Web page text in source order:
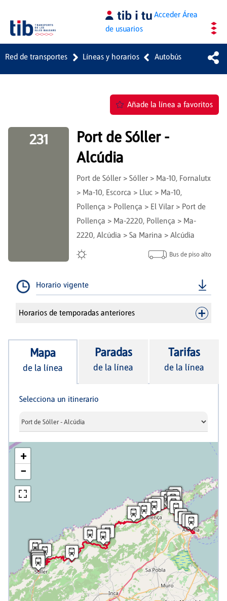
Saltar al contenido principal AccederÁrea
de usuarios
Red de transportes Líneas y horarios Autobús
Añade la línea a favoritos
231
Port de Sóller -
Alcúdia
Port de Sóller > Sóller > Ma-10, Fornalutx
> Ma-10, Escorca > Lluc > Ma-10,
Pollença > Pollença > El Vilar > Port de
Pollença > Ma-2220, Pollença > Ma-
2220, Alcúdia > Sa Marina > Alcúdia
Bus de piso alto
Horario vigente
Horarios de temporadas anteriores
Mapa
de la línea
Paradas
de la línea
Tarifas
de la línea